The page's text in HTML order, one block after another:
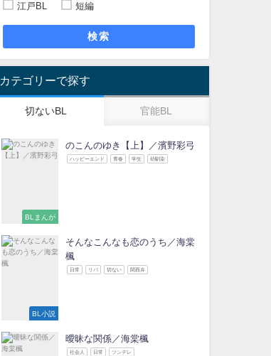
江戸BL
短編
検索
カテゴリーで探す
切ないBL 官能BL
BLまんが
のこんのゆき【上】／濱野彩弓
ハッピーエンド 青春 学生 幼馴染
BL小説
そんなこんなも恋のうち／海棠
楓
日常 リバ 切ない 関西弁
曖昧な関係／海棠楓
社会人 日常 ツンデレ